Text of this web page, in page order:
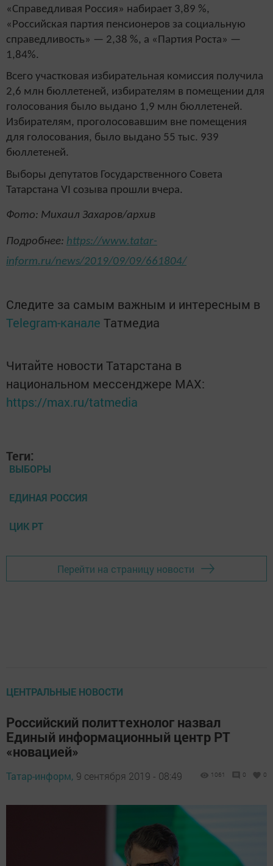
«Справедливая Россия» набирает 3,89 %,
«Российская партия пенсионеров за социальную
справедливость» — 2,38 %, а «Партия Роста» —
1,84%.
Всего участковая избирательная комиссия получила
2,6 млн бюллетеней, избирателям в помещении для
голосования было выдано 1,9 млн бюллетеней.
Избирателям, проголосовавшим вне помещения
для голосования, было выдано 55 тыс. 939
бюллетеней.
Выборы депутатов Государственного Совета
Татарстана VI созыва прошли вчера.
Фото: Михаил Захаров/архив
Подробнее: https://www.tatar-
inform.ru/news/2019/09/09/661804/
Следите за самым важным и интересным в
Telegram-канале Татмедиа
Читайте новости Татарстана в
национальном мессенджере MАХ:
https://max.ru/tatmedia
Теги:
ВЫБОРЫ
ЕДИНАЯ РОССИЯ
ЦИК РТ
Перейти на страницу новости
ЦЕНТРАЛЬНЫЕ НОВОСТИ
Российский политтехнолог назвал
Единый информационный центр РТ
«новацией»
Татар-информ, 9 сентября 2019 - 08:49 1061 0 0